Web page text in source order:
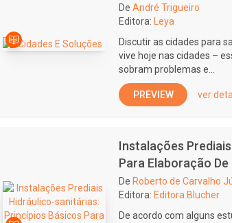
De André Trigueiro
Editora:
Leya
Discutir as cidades para
vive hoje nas cidades –
sobram problemas e...
PREVIEW ver
Instalações
Para Elaboração
De Roberto de Carvalho
Editora: Editora Blucher
De acordo com alguns